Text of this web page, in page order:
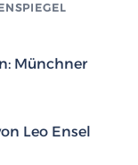
Münchner
Leo Ensel